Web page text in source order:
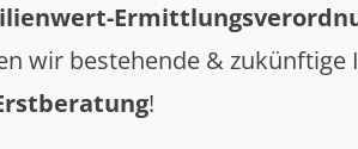
wir bestehende & zukünftige
!